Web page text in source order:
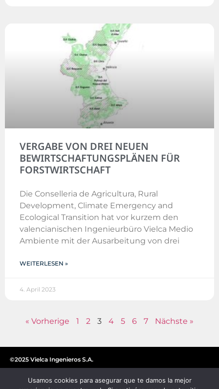
VERGABE VON DREI NEUEN
BEWIRTSCHAFTUNGSPLÄNEN FÜR
FORSTWIRTSCHAFT
Die Conselleria de Agricultura, Rural
Development, Climate Emergency and
Ecological Transition hat vor kurzem den
valencianischen Ingenieurbüro Vielca Medio
Ambiente mit der Ausarbeitung von drei
WEITERLESEN »
4. April 2023
« Vorherige 1 2 3 4 5 6 7 Nächste »
©2025 Vielca Ingenieros S.A.
Usamos cookies para asegurar que te damos la mejor